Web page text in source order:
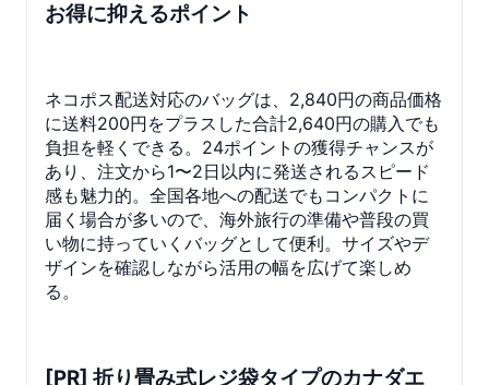
お得に抑えるポイント
ネコポス配送対応のバッグは、2,840円の商品価格
に送料200円をプラスした合計2,640円の購入でも
負担を軽くできる。24ポイントの獲得チャンスが
あり、注文から1〜2日以内に発送されるスピード
感も魅力的。全国各地への配送でもコンパクトに
届く場合が多いので、海外旅行の準備や普段の買
い物に持っていくバッグとして便利。サイズやデ
ザインを確認しながら活用の幅を広げて楽しめ
る。
[PR] 折り畳み式レジ袋タイプのカナダエ